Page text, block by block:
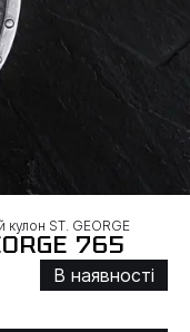
кулон ST. GEORGE
765
В наявності